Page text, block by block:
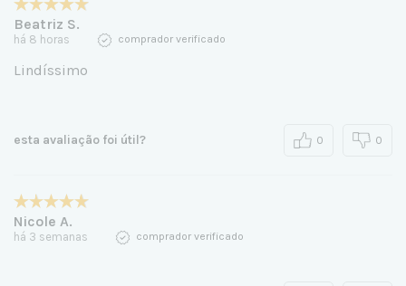
Beatriz S.
há 8 horas comprador verificado
Lindíssimo
esta avaliação foi útil? 0 0
Nicole A.
há 3 semanas comprador verificado